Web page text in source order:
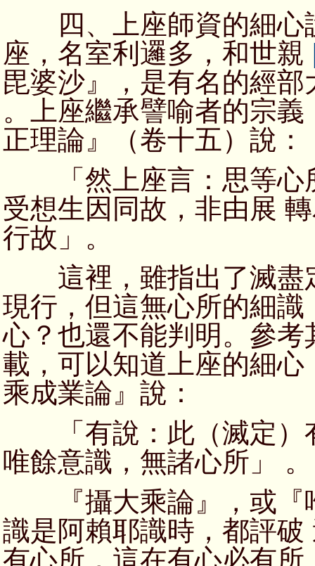
四、上座師資的細心
座，名室利邏多，和世親
毘婆沙』，是有名的經
。上座繼承譬喻者的宗
正理論』（卷十五）說：
「然上座言：思等心
受想生因同故，非由展
行故」。
這裡，雖指出了滅盡
現行，但這無心所的細
心？也還不能判明。參
載，可以知道上座的細
乘成業論』說：
「有說：此（滅定）
唯餘意識，無諸心所」 。
『攝大乘論』，或『
識是阿賴耶識時，都評
有心所，這在有心必有